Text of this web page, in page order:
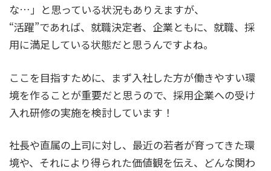
な…」と思っている状況もありえますが、
“活躍”であれば、就職決定者、企業ともに、就職、採
用に満足している状態だと思うんですよね。
ここを目指すために、まず入社した方が働きやすい環
境を作ることが重要だと思うので、採用企業への受け
入れ研修の実施を検討しています！
社長や直属の上司に対し、最近の若者が育ってきた環
境や、それにより得られた価値観を伝え、どんな関わ